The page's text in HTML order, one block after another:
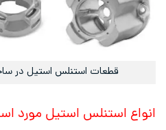
قطعات استنلس استیل در
انواع استنلس استیل مورد